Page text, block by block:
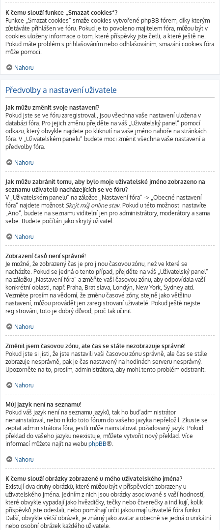
K čemu slouží funkce „Smazat cookies“?
Funkce „Smazat cookies“ smaže cookies vytvořené phpBB fórem, díky kterým
zůstáváte přihlášen ve fóru. Pokud je to povoleno majitelem fóra, můžou být v
cookies uloženy informace o tom, které příspěvky jste četli, a které ještě ne.
Pokud máte problém s přihlašováním nebo odhlašováním, smazání cookies fóra
může pomoci.
Nahoru
Předvolby a nastavení uživatele
Jak můžu změnit svoje nastavení?
Pokud jste se ve fóru zaregistrovali, jsou všechna vaše nastavení uložena v
databázi fóra. Pro jejich změnu přejděte na váš „Uživatelský panel“ pomocí
odkazu, který obvykle najdete po kliknutí na vaše jméno nahoře na stránkách
fóra. V „Uživatelském panelu“ budete moci změnit všechna vaše nastavení a
předvolby fóra.
Nahoru
Jak můžu zabránit tomu, aby bylo moje uživatelské jméno zobrazeno na
seznamu uživatelů nacházejících se ve fóru?
V „Uživatelském panelu“ na záložce „Nastavení fóra“ -> „Obecné nastavení
fóra“ najdete možnost Skrýt můj online stav. Pokud u této možnosti nastavíte
„Ano“, budete na seznamu viditelní jen pro administrátory, moderátory a sama
sebe. Budete počítán jako skrytý uživatel.
Nahoru
Zobrazení časů není správné!
Je možné, že zobrazený čas je pro jinou časovou zónu, než ve které se
nacházíte. Pokud se jedná o tento případ, přejděte na váš „Uživatelský panel“
na záložku „Nastavení fóra“ a změňte vaši časovou zónu, aby odpovídala vaší
konkrétní oblasti, např. Praha, Bratislava, Londýn, New York, Sydney atd.
Vezměte prosím na vědomí, že změnu časové zóny, stejně jako většinu
nastavení, můžou provádět jen zaregistrovaní uživatelé. Pokud ještě nejste
registrováni, toto je dobrý důvod, proč tak učinit.
Nahoru
Změnil jsem časovou zónu, ale čas se stále nezobrazuje správně!
Pokud jste si jisti, že jste nastavili vaši časovou zónu správně, ale čas se stále
zobrazuje nesprávně, pak je čas nastavený na hodinách serveru nesprávný.
Upozorněte na to, prosím, administrátora, aby mohl tento problém odstranit.
Nahoru
Můj jazyk není na seznamu!
Pokud váš jazyk není na seznamu jazyků, tak ho buď administrátor
nenainstaloval, nebo nikdo toto fórum do vašeho jazyka nepřeložil. Zkuste se
zeptat administrátora fóra, jestli může nainstalovat požadovaný jazyk. Pokud
překlad do vašeho jazyku neexistuje, můžete vytvořit nový překlad. Více
informací můžete najít na webu phpBB®.
Nahoru
K čemu slouží obrázky zobrazené u mého uživatelského jména?
Existují dva druhy obrázků, které můžou být v příspěvcích zobrazeny u
uživatelského jména. Jedním z nich jsou obrázky asociované s vaší hodností,
které obvykle vypadají jako hvězdičky, tečky nebo čtverečky a indikují, kolik
příspěvků jste odeslali, nebo pomáhají určit jakou mají uživatelé fóra funkci.
Další, obvykle větší obrázek, je známý jako avatar a obecně se jedná o unikátní
nebo osobní obrázek každého uživatele.